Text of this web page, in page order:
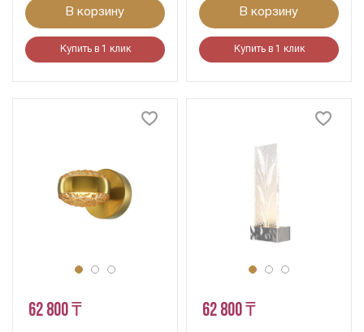
В корзину
Купить в 1 клик
В корзину
Купить в 1 клик
62 800 ₸ 62 800 ₸